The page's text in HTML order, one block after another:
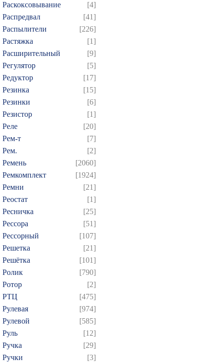
Раскоксовывание
[4]
Распредвал
[41]
Распылители
[226]
Растяжка
[1]
Расширительный
[9]
Регулятор
[5]
Редуктор
[17]
Резинка
[15]
Резинки
[6]
Резистор
[1]
Реле
[20]
Рем-т
[7]
Рем.
[2]
Ремень
[2060]
Ремкомплект
[1924]
Ремни
[21]
Реостат
[1]
Ресничка
[25]
Рессора
[51]
Рессорный
[107]
Решетка
[21]
Решётка
[101]
Ролик
[790]
Ротор
[2]
РТЦ
[475]
Рулевая
[974]
Рулевой
[585]
Руль
[12]
Ручка
[29]
Ручки
[3]